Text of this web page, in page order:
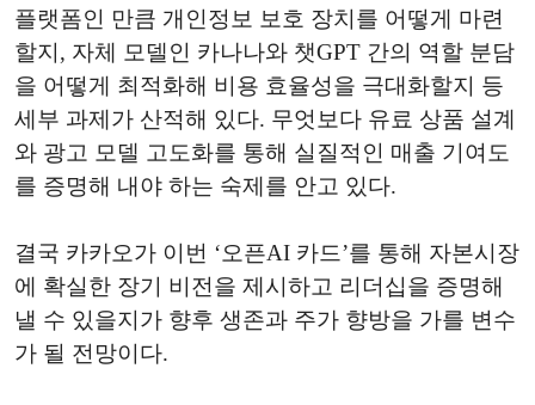
플랫폼인 만큼 개인정보 보호 장치를 어떻게 마련
할지, 자체 모델인 카나나와 챗GPT 간의 역할 분담
을 어떻게 최적화해 비용 효율성을 극대화할지 등
세부 과제가 산적해 있다. 무엇보다 유료 상품 설계
와 광고 모델 고도화를 통해 실질적인 매출 기여도
를 증명해 내야 하는 숙제를 안고 있다.
결국 카카오가 이번 ‘오픈AI 카드’를 통해 자본시장
에 확실한 장기 비전을 제시하고 리더십을 증명해
낼 수 있을지가 향후 생존과 주가 향방을 가를 변수
가 될 전망이다.